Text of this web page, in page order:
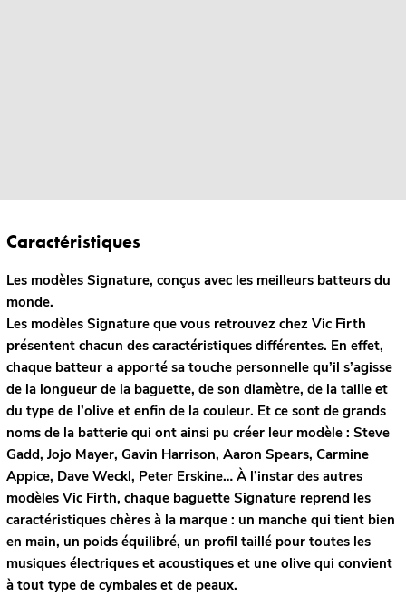
Caractéristiques
Les modèles Signature, conçus avec les meilleurs batteurs du
monde.
Les modèles Signature que vous retrouvez chez Vic Firth
présentent chacun des caractéristiques différentes. En effet,
chaque batteur a apporté sa touche personnelle qu’il s’agisse
de la longueur de la baguette, de son diamètre, de la taille et
du type de l’olive et enfin de la couleur. Et ce sont de grands
noms de la batterie qui ont ainsi pu créer leur modèle : Steve
Gadd, Jojo Mayer, Gavin Harrison, Aaron Spears, Carmine
Appice, Dave Weckl, Peter Erskine… À l’instar des autres
modèles Vic Firth, chaque baguette Signature reprend les
caractéristiques chères à la marque : un manche qui tient bien
en main, un poids équilibré, un profil taillé pour toutes les
musiques électriques et acoustiques et une olive qui convient
à tout type de cymbales et de peaux.